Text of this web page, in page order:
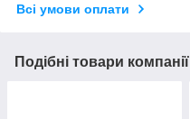
Всі умови оплати
Подібні товари компанії